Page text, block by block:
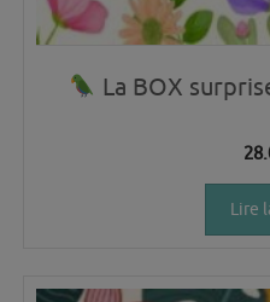
La BOX
Lire